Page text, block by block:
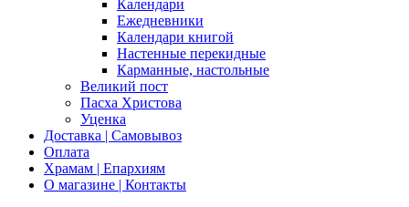
Календари
Ежедневники
Календари книгой
Настенные перекидные
Карманные, настольные
Великий пост
Пасха Христова
Уценка
Доставка | Самовывоз
Оплата
Храмам | Епархиям
О магазине | Контакты